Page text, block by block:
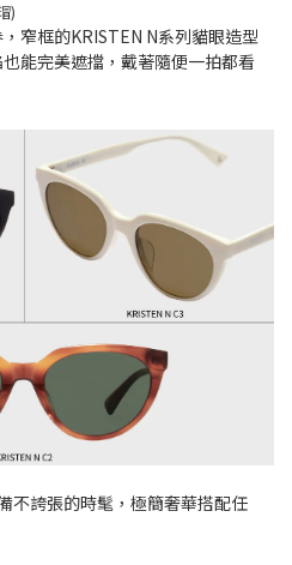
)
窄框的KRISTEN N系列貓眼造型
能完美遮擋，戴著隨便一拍都看
不誇張的時髦，極簡奢華搭配任